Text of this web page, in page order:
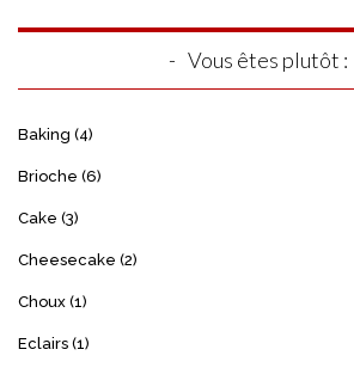
Vous êtes plutôt :
Baking (4)
Brioche (6)
Cake (3)
Cheesecake (2)
Choux (1)
Eclairs (1)